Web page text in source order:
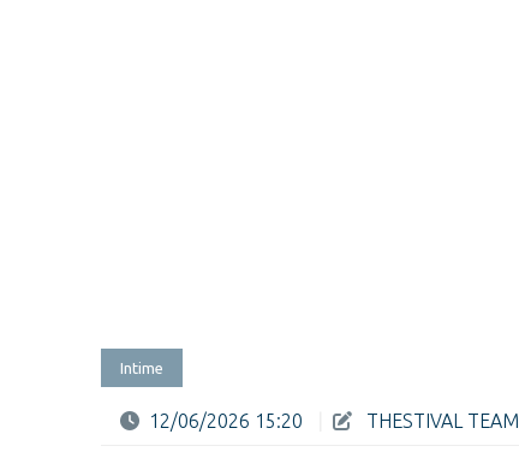
Intime
12/06/2026 15:20 THESTIVAL TEAM